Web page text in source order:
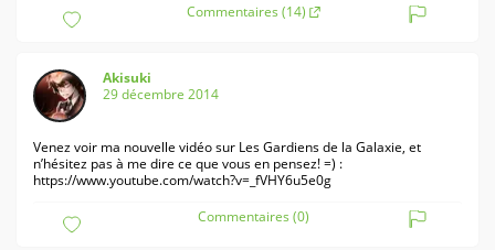
Commentaires (14)
Akisuki
29 décembre 2014
Venez voir ma nouvelle vidéo sur Les Gardiens de la Galaxie, et
n’hésitez pas à me dire ce que vous en pensez! =) :
https://www.youtube.com/watch?v=_fVHY6u5e0g
Commentaires (0)